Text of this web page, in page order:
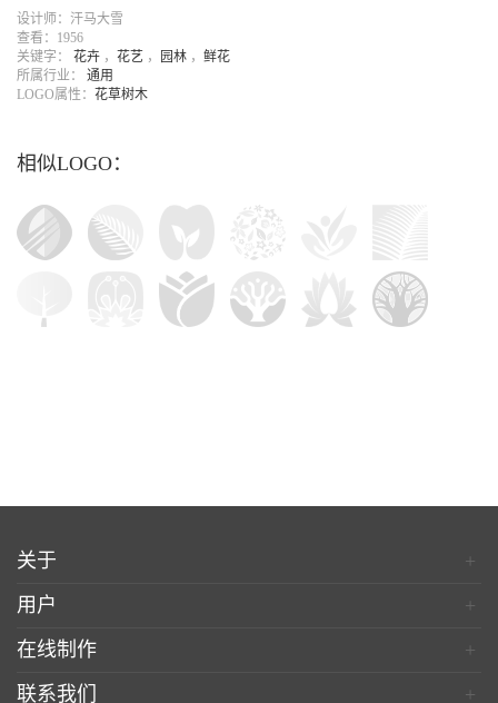
设计师：汗马大雪
查看：1956
关键字： 花卉 ， 花艺 ， 园林 ， 鲜花
所属行业： 通用
LOGO属性： 花草树木
相似LOGO：
关于
+
用户
+
在线制作
+
联系我们
+